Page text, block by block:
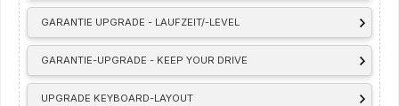
GARANTIE UPGRADE - LAUFZEIT/-LEVEL
GARANTIE-UPGRADE - KEEP YOUR DRIVE
UPGRADE KEYBOARD-LAYOUT